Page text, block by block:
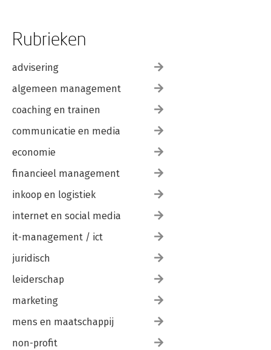
Rubrieken
advisering
algemeen management
coaching en trainen
communicatie en media
economie
financieel management
inkoop en logistiek
internet en social media
it-management / ict
juridisch
leiderschap
marketing
mens en maatschappij
non-profit